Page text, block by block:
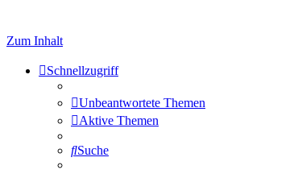
Zum Inhalt
Schnellzugriff
Unbeantwortete Themen
Aktive Themen
Suche